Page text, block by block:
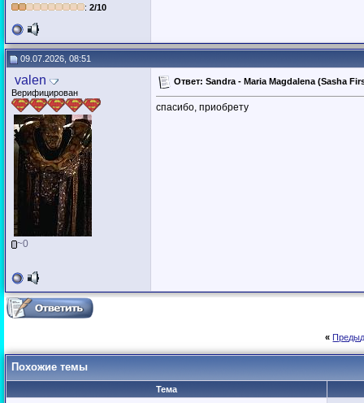
: 2/10
09.07.2026, 08:51
valen
Верифицирован
~0
Ответ: Sandra - Maria Magdalena (Sasha
спасибо, приобрету
«
Похожие темы
Тема